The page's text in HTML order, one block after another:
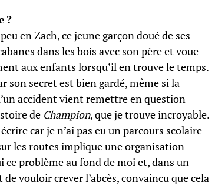
?
en Zach, ce jeune garçon doué de ses
dans les bois avec son père et voue
aux enfants lorsqu’il en trouve le temps.
son secret est bien gardé, même si la
accident vient remettre en question
de Champion, que je trouve incroyable.
car je n’ai pas eu un parcours scolaire
les routes implique une organisation
problème au fond de moi et, dans un
vouloir crever l’abcès, convaincu que cela